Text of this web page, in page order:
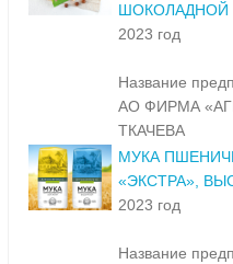
ШОКОЛАДНОЙ
2023 год
Название
АО ФИРМА
ТКАЧЕВА
МУКА
«ЭКСТРА»,
2023 год
Название